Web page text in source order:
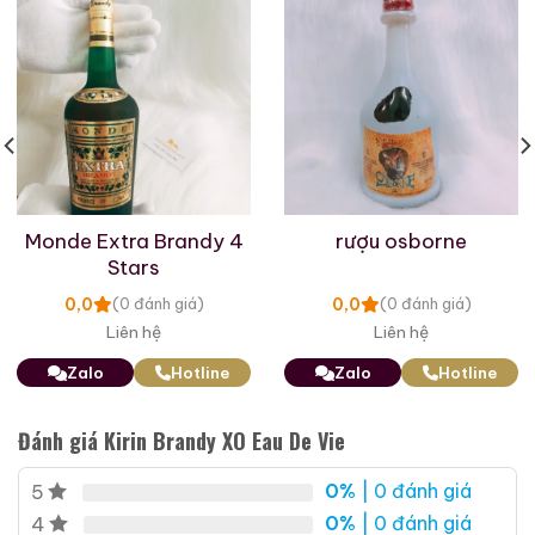
Giới Thiệu Một Số Mẫu Rượu Brandy
Brandy Changyu Gold
700ml / 40%
0,0 (0 đánh giá)
4.250.000 ₫
Monde Extra Brandy 4
Stars
0,0 (0 đánh giá)
Liên hệ
Zalo Hotline
rượu osborne
0,0 (0 đánh giá)
Liên hệ
Zalo Hotline
Đánh giá Kirin Brandy XO Eau De Vie
5 0% | 0 đánh giá
4
0% | 0 đánh giá